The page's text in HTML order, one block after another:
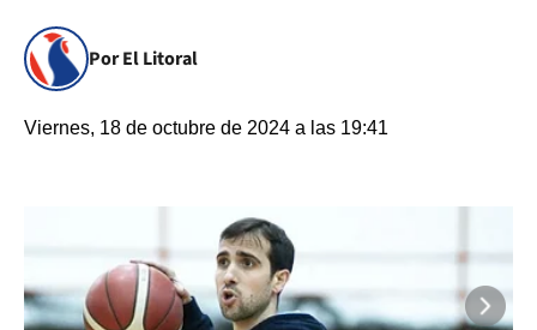
Por El Litoral
Viernes, 18 de octubre de 2024 a las 19:41